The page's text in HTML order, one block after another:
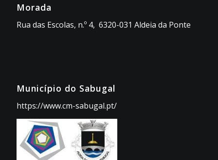
Morada
Rua das Escolas, n.º 4, 6320-031 Aldeia da Ponte
Município do Sabugal
https://www.cm-sabugal.pt/